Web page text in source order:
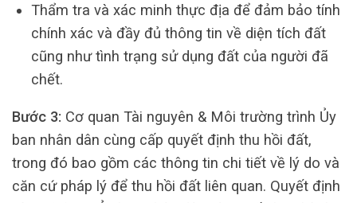
Thẩm tra và xác minh thực địa để đảm bảo tính
chính xác và đầy đủ thông tin về diện tích đất
cũng như tình trạng sử dụng đất của người đã
chết.
Bước 3: Cơ quan Tài nguyên & Môi trường trình Ủy
ban nhân dân cùng cấp quyết định thu hồi đất,
trong đó bao gồm các thông tin chi tiết về lý do và
căn cứ pháp lý để thu hồi đất liên quan. Quyết định